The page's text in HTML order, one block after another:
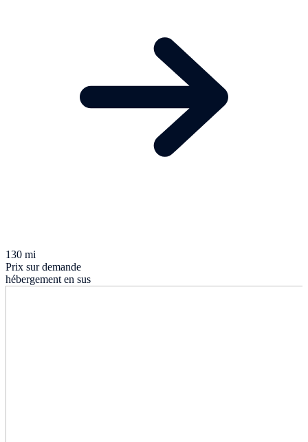
130 mi
Prix sur demande
hébergement en sus